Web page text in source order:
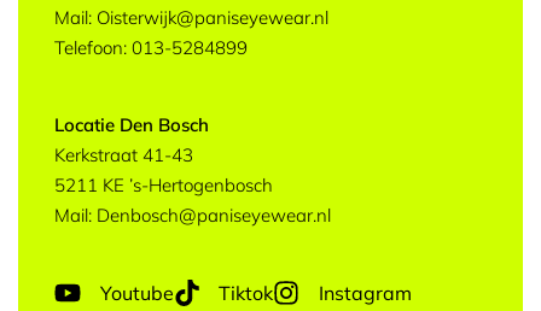
Mail: Oisterwijk@paniseyewear.nl
Telefoon: 013-5284899
Locatie Den Bosch
Kerkstraat 41-43
5211 KE ’s-Hertogenbosch
Mail: Denbosch@paniseyewear.nl
Youtube Tiktok
Instagram